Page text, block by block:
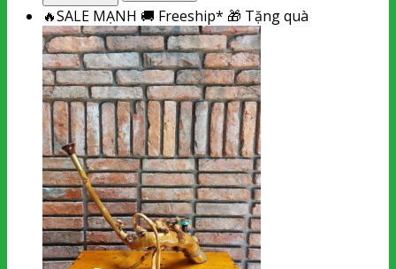
🔥SALE MẠNH 🚚 Freeship* 🎁 Tặng quà